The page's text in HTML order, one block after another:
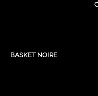
BASKET NOIRE